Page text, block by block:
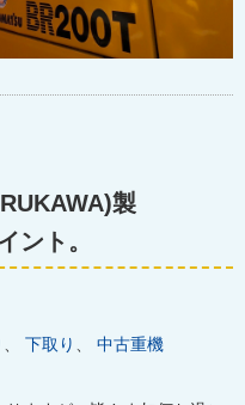
製
ント。
下取り 中古重機